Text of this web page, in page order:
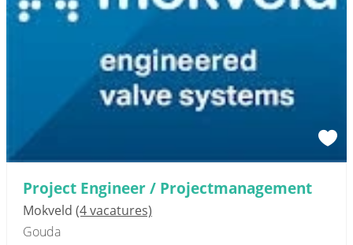
Project Engineer / Projectmanagement
Mokveld (4 vacatures)
Gouda